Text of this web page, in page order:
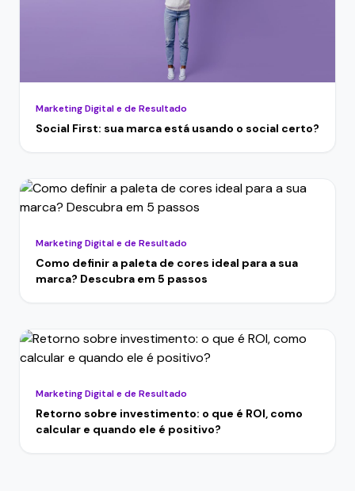
Marketing Digital e de Resultado
Social First: sua marca está usando o social certo?
Marketing Digital e de Resultado
Como definir a paleta de cores ideal para a sua
marca? Descubra em 5 passos
Marketing Digital e de Resultado
Retorno sobre investimento: o que é ROI, como
calcular e quando ele é positivo?